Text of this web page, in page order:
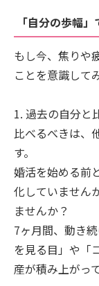
「自分の歩幅
もし今、焦りや
ことを意識して
1. 過去の自分と
比べるべきは、
す。
婚活を始める前
化していません
ませんか？
7ヶ月間、動き
を見る目」や「
産が積み上がっ